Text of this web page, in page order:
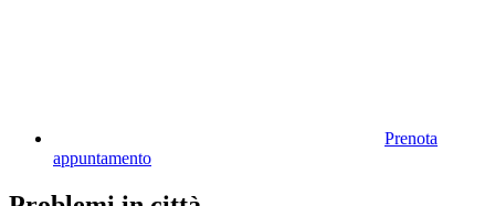
Prenota
appuntamento